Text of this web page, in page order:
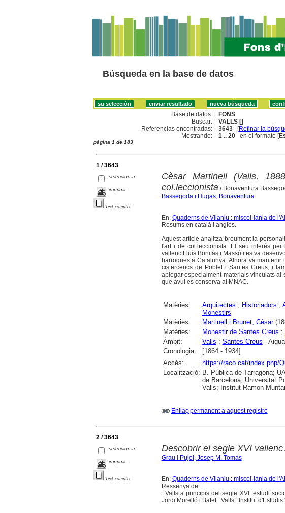
Búsqueda en la base de datos
Base de datos:
FONS
Buscar:
VALLS []
Referencias encontradas:
3643 [Refinar la
Mostrando:
1 .. 20 en el formato [
página 1 de 183
1 / 3643
seleccionar
imprimir
Text complet
Cèsar Martinell (Valls,
col.leccionista/ Bonaventura
Bassegoda i Hugas, Bonaventura
En: Quaderns de Vilaniu : miscel·lània de
Resums en català i anglès.
Aquest article analitza breument la
l'art i de col.leccionista. El seu interès
vallenc Lluís Bonifàs i Massó i es va
barroques a Catalunya. Alhora va
cistercencs de Poblet i Santes Creus, i
aplegar especialment materials vinculats
que avui es conserva al MNAC.
Matèries: Arquitectes ; Historiadors ;
Monestirs
Matèries:
Martinell i Brunet, Cèsar
Matèries:
Monestir de Santes Creus ;
Àmbit:
Valls ; Santes Creus -
Cronologia:
[1864 - 1934]
Accés:
https://raco.cat/index.php/
Localització: B. Pública de Tarragona;
de Barcelona; Universitat
Valls; Institut Ramon
Enllaç permanent a aquest registre
2 / 3643
seleccionar
imprimir
Text complet
Descobrir el segle XVI vallenc
Grau i Pujol, Josep M. Tomàs
En: Quaderns de Vilaniu : miscel·lània de
Ressenya de:
. Valls a principis del segle XVI: estudi
Jordi Morelló i Batet . Valls : Institut d'Estudis